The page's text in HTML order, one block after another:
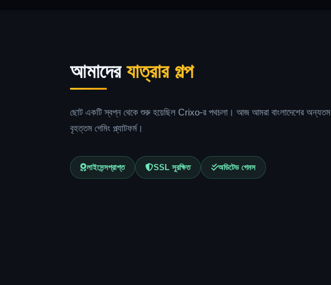
আমাদের যাত্রার গল্প
ছোট একটি স্বপ্ন থেকে শুরু হয়েছিল Crixo-র পথচলা। আজ আমরা বাংলাদেশের অন্যতম
বৃহত্তম গেমিং প্ল্যাটফর্ম।
লাইসেন্সপ্রাপ্ত SSL সুরক্ষিত অডিটেড গেমস